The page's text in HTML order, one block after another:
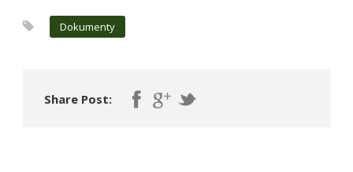
Dokumenty
Share Post: